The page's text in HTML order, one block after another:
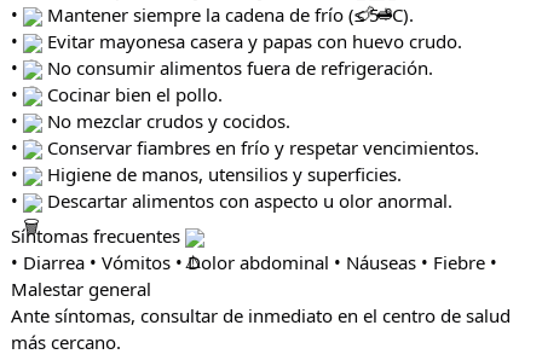
•
Mantener siempre la cadena de frío (≤ 5 °C).
•
Evitar mayonesa casera y papas con huevo crudo.
•
No consumir alimentos fuera de refrigeración.
•
Cocinar bien el pollo.
•
No mezclar crudos y cocidos.
•
Conservar fiambres en frío y respetar vencimientos.
•
Higiene de manos, utensilios y superficies.
•
Descartar alimentos con aspecto u olor anormal.
Síntomas frecuentes
• Diarrea • Vómitos • Dolor abdominal • Náuseas • Fiebre •
Malestar general
Ante síntomas, consultar de inmediato en el centro de salud
más cercano.